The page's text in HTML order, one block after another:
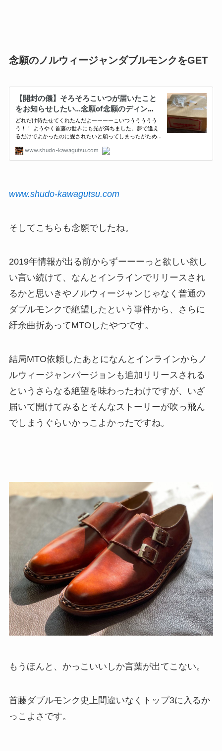
念願のノルウィージャンダブルモンクをGET
www.shudo-kawagutsu.com
そしてこちらも念願でしたね。
2019年情報が出る前からずーーーっと欲しい欲し
い言い続けて、なんとインラインでリリースされ
るかと思いきやノルウィージャンじゃなく普通の
ダブルモンクで絶望したという事件から、さらに
紆余曲折あってMTOしたやつです。
結局MTO依頼したあとになんとインラインからノ
ルウィージャンバージョンも追加リリースされる
というさらなる絶望を味わったわけですが、いざ
届いて開けてみるとそんなストーリーが吹っ飛ん
でしまうぐらいかっこよかったですね。
もうほんと、かっこいいしか言葉が出てこない。
首藤ダブルモンク史上間違いなくトップ3に入るか
っこよさです。